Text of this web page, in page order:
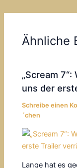
Ähnliche
„Scream
uns der
Schreibe einen
´chen
Lange hat es